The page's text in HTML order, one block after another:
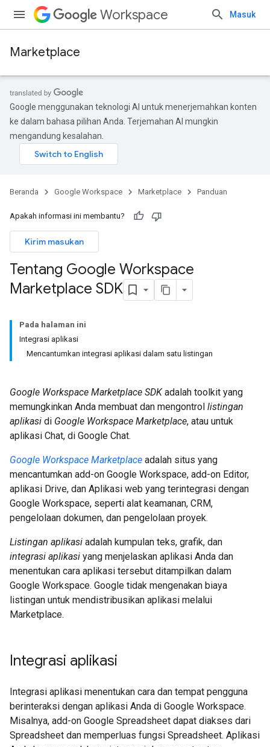
Workspace Masuk
Marketplace
Google menggunakan teknologi AI untuk menerjemahkan konten
ke dalam bahasa pilihan Anda. Terjemahan AI mungkin
mengandung kesalahan.
Beranda Google Workspace Marketplace Panduan
Apakah informasi ini membantu?
Kirim masukan
Tentang Google Workspace
Marketplace SDK
Pada halaman ini
Integrasi aplikasi
Mencantumkan integrasi aplikasi dalam satu listingan
Google Workspace Marketplace SDKadalah toolkit yang
memungkinkan Anda membuat dan mengontrol listingan
aplikasi di Google Workspace Marketplace, atau untuk
aplikasi Chat, di Google Chat.
Google Workspace Marketplace adalah situs yang
mencantumkan add-on Google Workspace, add-on Editor,
aplikasi Drive, dan Aplikasi web yang terintegrasi dengan
Google Workspace, seperti alat keamanan, CRM,
pengelolaan dokumen, dan pengelolaan proyek.
Listingan aplikasi adalah kumpulan teks, grafik, dan
integrasi aplikasi yang menjelaskan aplikasi Anda dan
menentukan cara aplikasi tersebut ditampilkan dalam
Google Workspace. Google tidak mengenakan biaya
listingan untuk mendistribusikan aplikasi melalui
Marketplace.
Integrasi aplikasi
Integrasi aplikasi menentukan cara dan tempat pengguna
berinteraksi dengan aplikasi Anda di Google Workspace.
Misalnya, add-on Google Spreadsheet dapat diakses dari
Spreadsheet dan memperluas fungsi Spreadsheet. Aplikasi